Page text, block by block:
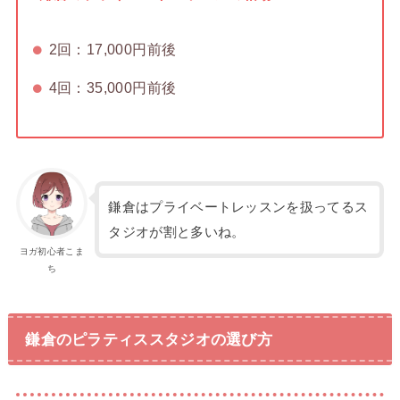
2回：17,000円前後
4回：35,000円前後
ヨガ初心者こま
ち
鎌倉はプライベートレッスンを扱ってるス
タジオが割と多いね。
鎌倉のピラティススタジオの選び方